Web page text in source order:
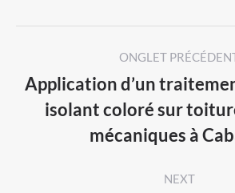
navigation
ONGLET
post:
Application d’un
isolant coloré sur
mécaniques à
NEXT